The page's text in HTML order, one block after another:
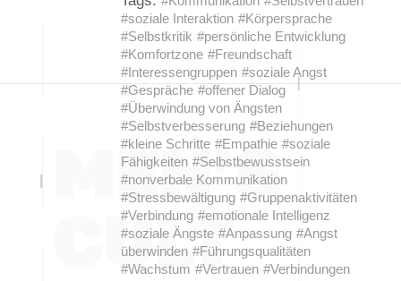
#soziale Interaktion #Körpersprache
#Selbstkritik #persönliche Entwicklung
#Komfortzone #Freundschaft
#Interessengruppen #soziale Angst
#Gespräche #offener Dialog
#Überwindung von Ängsten
#Selbstverbesserung #Beziehungen
#kleine Schritte #Empathie #soziale
Fähigkeiten #Selbstbewusstsein
#nonverbale Kommunikation
#Stressbewältigung #Gruppenaktivitäten
#Verbindung #emotionale Intelligenz
#soziale Ängste #Anpassung #Angst
überwinden #Führungsqualitäten
#Wachstum #Vertrauen #Verbindungen